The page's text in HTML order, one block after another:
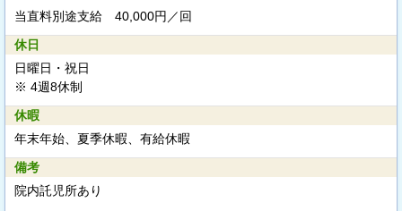
当直料別途支給
40,000円／回
休日
日曜日・祝日
※ 4週8休制
休暇
年末年始、夏季休暇、有給休暇
備考
院内託児所あり